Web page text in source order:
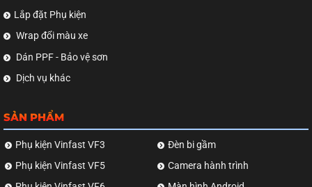
Lắp đặt Phụ kiện
Wrap đổi màu xe
Dán PPF - Bảo vệ sơn
Dịch vụ khác
SẢN PHẨM
Phụ kiện Vinfast VF3
Phụ kiện Vinfast VF5
Đèn bi gầm
Camera hành trình